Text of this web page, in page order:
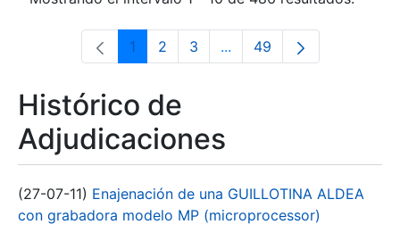
Página
1 Página
2 Página
3 ...Páginas intermedias Use
Página
49
Histórico de
Adjudicaciones
(27-07-11) Enajenación de una GUILLOTINA ALDEA
con grabadora modelo MP (microprocessor)